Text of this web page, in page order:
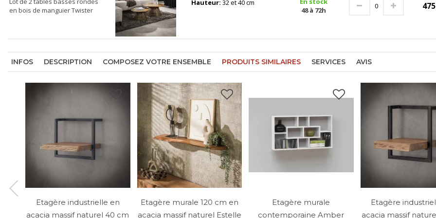
en bois de manguier Twister
Hauteur: 32 et 40 cm
48 à 72h
INFOS DESCRIPTION COMPOSEZ VOTRE ENSEMBLE PRODUITS SIMILAIRES SERVICES AVIS
Etagère industrielle en
acacia massif naturel 40 cm
Etagère murale 120 cm en
acacia massif naturel Estelle
Etagère murale
contemporaine Amber
Etagère
acacia massif